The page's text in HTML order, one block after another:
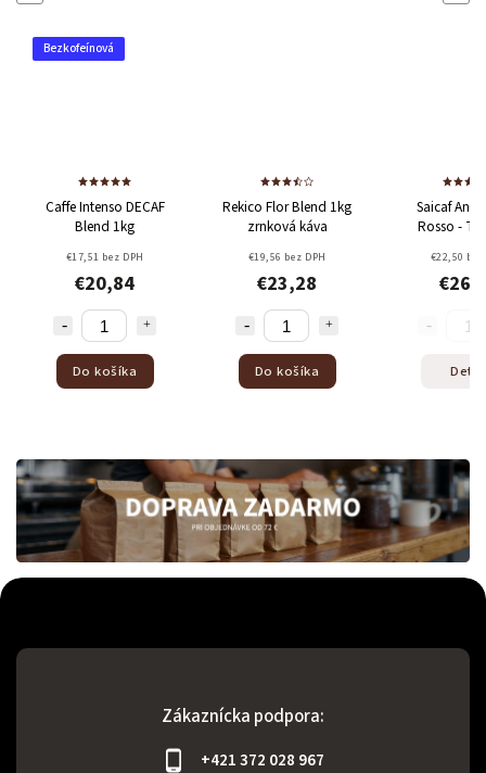
Intenso DECAF
bez DPH
Rekico Flor Blend 1kg
zrnková káva
€19,56 bez DPH
Saicaf Anniversary
Rosso - Talianska
€22,50 bez DPH
Zákaznícka podpora:
+421 372 028 967